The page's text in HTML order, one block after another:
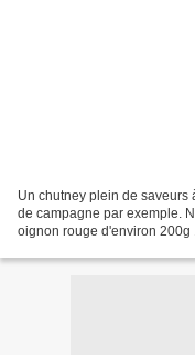
Un chutney plein de saveurs
de campagne par exemple.
oignon rouge d'environ